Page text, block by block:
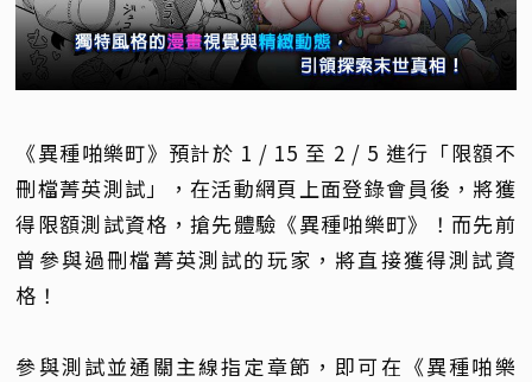
《異種啪樂町》預計於 1 / 15 至 2 / 5 進行「限額不
刪檔菁英測試」，在活動網頁上面登錄會員後，將獲
得限額測試資格，搶先體驗《異種啪樂町》！而先前
曾參與過刪檔菁英測試的玩家，將直接獲得測試資
格！
參與測試並通關主線指定章節，即可在《異種啪樂